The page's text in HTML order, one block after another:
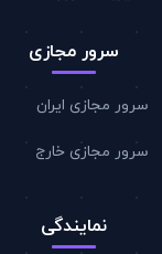
سرور مجازی
سرور مجازی ایران
سرور مجازی خارج
نمایندگی